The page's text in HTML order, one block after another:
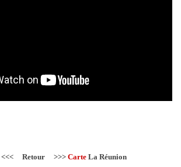
<<< Retour >>>Carte La Réunion